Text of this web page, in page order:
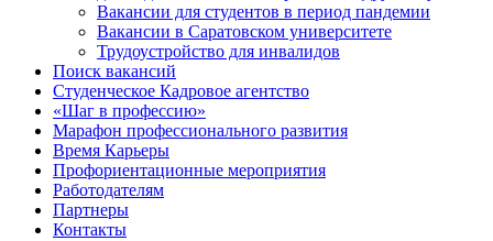
Вакансии для студентов в период пандемии
Вакансии в Саратовском университете
Трудоустройство для инвалидов
Поиск вакансий
Студенческое Кадровое агентство
«Шаг в профессию»
Марафон профессионального развития
Время Карьеры
Профориентационные мероприятия
Работодателям
Партнеры
Контакты